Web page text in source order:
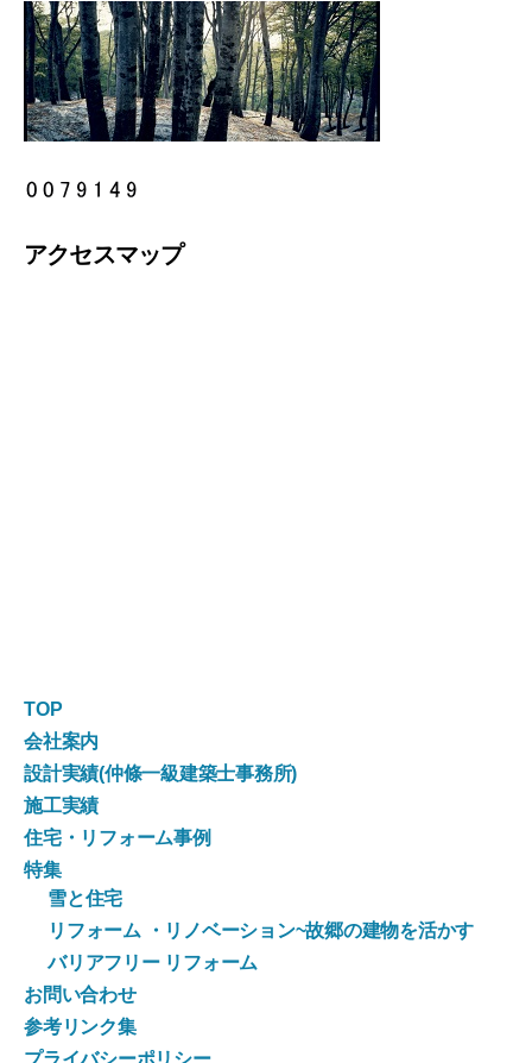
アクセスマップ
TOP
会社案内
設計実績(仲條一級建築士事務所)
施工実績
住宅・リフォーム事例
特集
雪と住宅
リフォーム ・リノベーション~故郷の建物を活かす
バリアフリー リフォーム
お問い合わせ
参考リンク集